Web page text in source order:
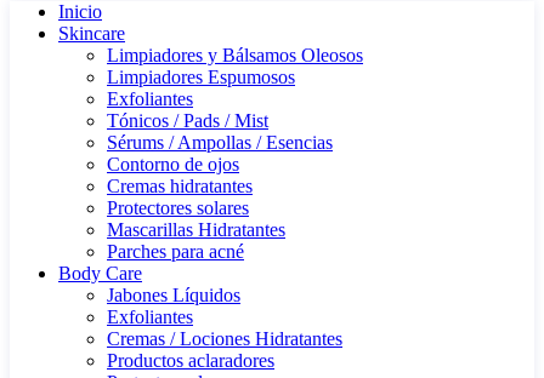
Inicio
Skincare
Limpiadores y Bálsamos Oleosos
Limpiadores Espumosos
Exfoliantes
Tónicos / Pads / Mist
Sérums / Ampollas / Esencias
Contorno de ojos
Cremas hidratantes
Protectores solares
Mascarillas Hidratantes
Parches para acné
Body Care
Jabones Líquidos
Exfoliantes
Cremas / Lociones Hidratantes
Productos aclaradores